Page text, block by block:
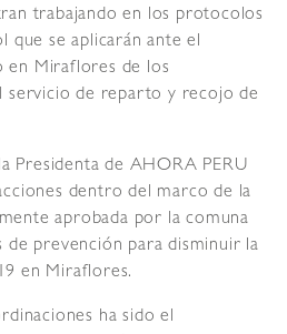
trabajando en los protocolos
que se aplicarán ante el
en Miraflores de los
servicio de reparto y recojo de
Presidenta de AHORA PERU
dentro del marco de la
aprobada por la comuna
de prevención para disminuir la
en Miraflores.
ha sido el